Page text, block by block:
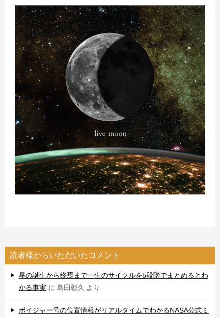
読者様からいただいたコメント
星の誕生から終焉まで一生のサイクルを5段階でまとめるとわ
かる事実 に 島田彰久 より
ボイジャー号の位置情報がリアルタイムでわかるNASA公式ミ